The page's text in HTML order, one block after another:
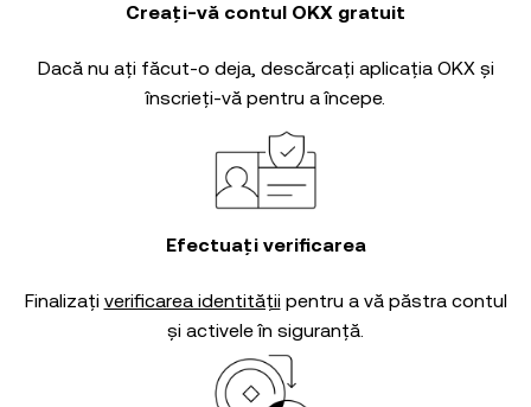
Creați-vă contul OKX gratuit
Dacă nu ați făcut-o deja, descărcați aplicația OKX și
înscrieți-vă pentru a începe.
Efectuați verificarea
Finalizați verificarea identității pentru a vă păstra contul
și activele în siguranță.